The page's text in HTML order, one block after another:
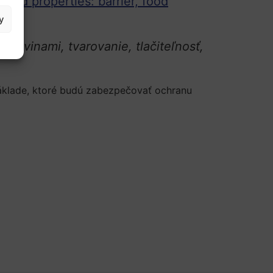
tvarovanie, tlačiteľnosť,
ktoré budú zabezpečovať ochranu